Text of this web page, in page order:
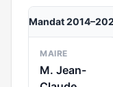
Mandat
MAIRE
M. Jean-